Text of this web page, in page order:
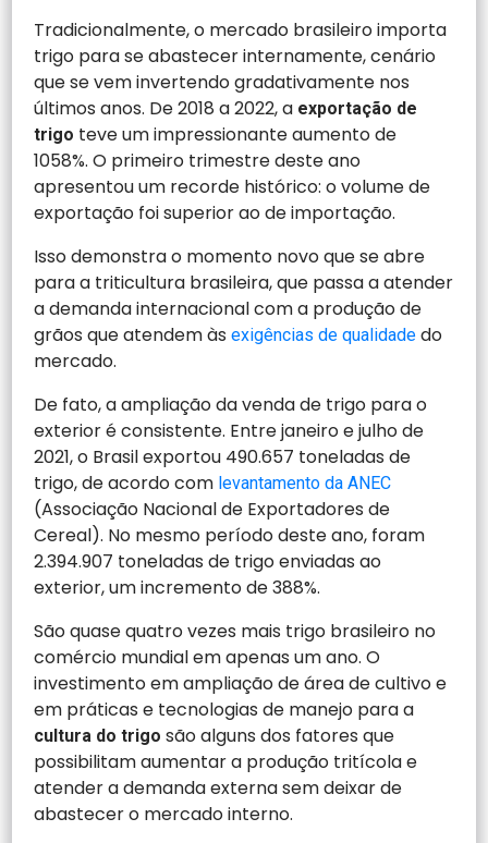
Tradicionalmente, o mercado brasileiro importa
trigo para se abastecer internamente, cenário
que se vem invertendo gradativamente nos
últimos anos. De 2018 a 2022, a exportação de
trigo teve um impressionante aumento de
1058%. O primeiro trimestre deste ano
apresentou um recorde histórico: o volume de
exportação foi superior ao de importação.
Isso demonstra o momento novo que se abre
para a triticultura brasileira, que passa a atender
a demanda internacional com a produção de
grãos que atendem àsexigências de qualidade do
mercado.
De fato, a ampliação da venda de trigo para o
exterior é consistente. Entre janeiro e julho de
2021, o Brasil exportou 490.657 toneladas de
trigo, de acordo com levantamento da ANEC
(Associação Nacional de Exportadores de
Cereal). No mesmo período deste ano, foram
2.394.907 toneladas de trigo enviadas ao
exterior, um incremento de 388%.
São quase quatro vezes mais trigo brasileiro no
comércio mundial em apenas um ano. O
investimento em ampliação de área de cultivo e
em práticas e tecnologias de manejo para a
cultura do trigo são alguns dos fatores que
possibilitam aumentar a produção tritícola e
atender a demanda externa sem deixar de
abastecer o mercado interno.